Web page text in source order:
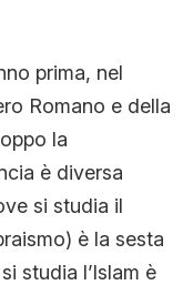
prima, nel
Romano e della
la
è diversa
si studia il
è la sesta
studia l’Islam è